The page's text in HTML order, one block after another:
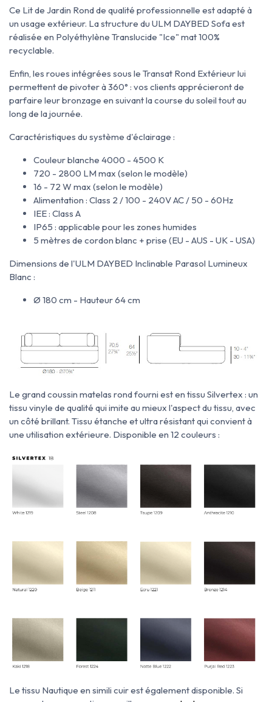
Ce Lit de Jardin Rond de qualité professionnelle est adapté à
un usage extérieur. La structure du ULM DAYBED Sofa est
réalisée en Polyéthylène Translucide "Ice" mat 100%
recyclable.
Enfin, les roues intégrées sous le Transat Rond Extérieur lui
permettent de pivoter à 360° : vos clients apprécieront de
parfaire leur bronzage en suivant la course du soleil tout au
long de la journée.
Caractéristiques du système d'éclairage :
Couleur blanche 4000 - 4500 K
720 - 2800 LM max (selon le modèle)
16 - 72 W max (selon le modèle)
Alimentation : Class 2 / 100 - 240V AC / 50 - 60Hz
IEE : Class A
IP65 : applicable pour les zones humides
5 mètres de cordon blanc + prise (EU - AUS - UK - USA)
Dimensions de l'ULM DAYBED Inclinable Parasol Lumineux
Blanc :
Ø 180 cm - Hauteur 64 cm
Le grand coussin matelas rond fourni est en tissu Silvertex : un
tissu vinyle de qualité qui imite au mieux l'aspect du tissu, avec
un côté brillant. Tissu étanche et ultra résistant qui convient à
une utilisation extérieure. Disponible en 12 couleurs :
Le tissu Nautique en simili cuir est également disponible. Si